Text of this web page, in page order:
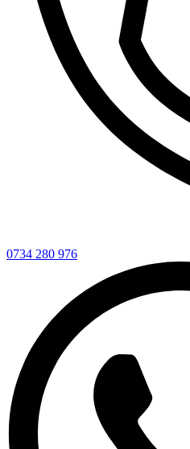
0734 280 976